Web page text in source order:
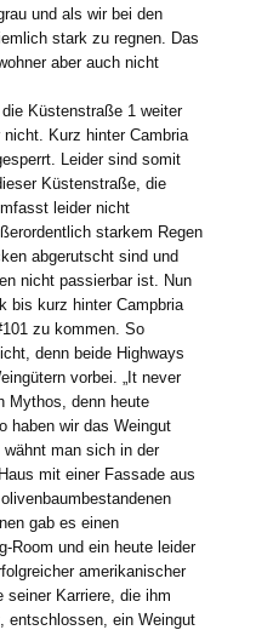
und als wir bei den
stark zu regnen. Das
aber auch nicht
Küstenstraße 1 weiter
Kurz hinter Cambria
Leider sind somit
Küstenstraße, die
leider nicht
starkem Regen
abgerutscht sind und
nicht passierbar ist. Nun
bis kurz hinter Campbria
zu kommen. So
denn beide Highways
vorbei. „It never
Mythos, denn heute
haben wir das Weingut
man sich in der
mit einer Fassade aus
gab es einen
Room und ein heute leider
amerikanischer
Karriere, die ihm
entschlossen, ein Weingut